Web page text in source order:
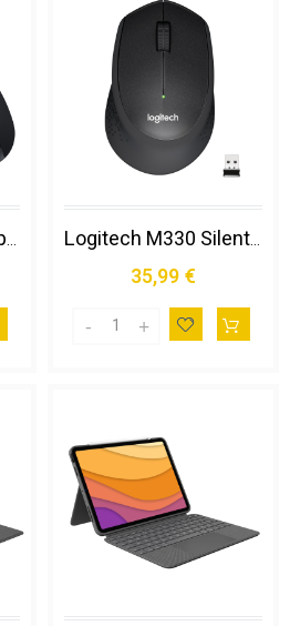
Logitech G G402 Hyperion Fury Mouse Gaming Mano Destra Usb Tipo a 4000 Dpi Logitech M330 Silent Plus Mouse Ufficio Mano Destra Rf Wireless Meccanico 1000 Dpi
35,99 €